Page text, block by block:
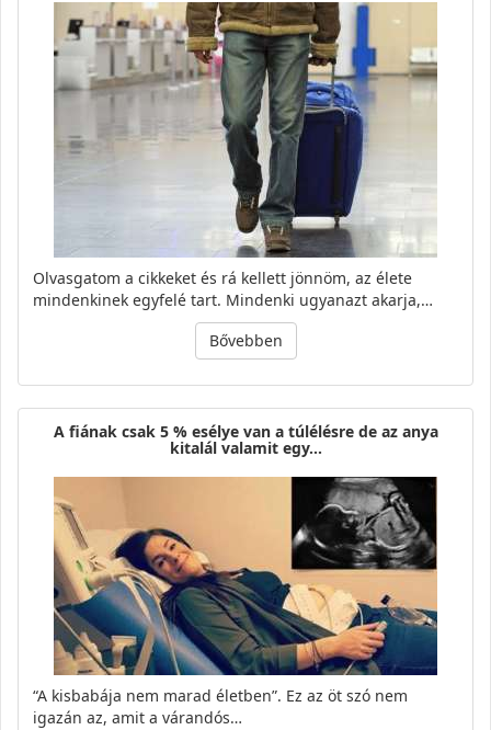
Olvasgatom a cikkeket és rá kellett jönnöm, az élete
mindenkinek egyfelé tart. Mindenki ugyanazt akarja,…
Bővebben
A fiának csak 5 % esélye van a túlélésre de az anya
kitalál valamit egy…
“A kisbabája nem marad életben”. Ez az öt szó nem
igazán az, amit a várandós…